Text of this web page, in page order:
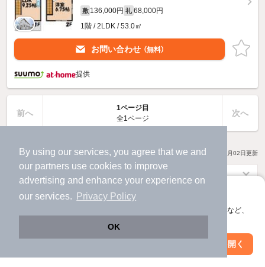
By using our services, you agree that we and
our partners use cookies to improve
advertising and enhance your experience on
our services.
Privacy Policy
OK
アプリに切り替えて、サクサクお部屋探し
会員登録なしですぐ使える。マップ検索やお気に入り保存など、
アプリを開く
敷 136,000円 礼 68,000円
1階 / 2LDK / 53.0㎡
お問い合わせ （無料）
提供
前へ
1ページ目
全1ページ
次へ
物件数17件 2026年08月02日更新
ページ移動なしで
絞り込み条件を変更